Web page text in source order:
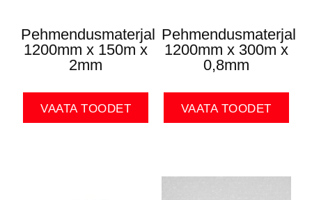
Pehmendusmaterjal
1200mm x 150m x
2mm
VAATA TOODET
Pehmendusmaterjal
1200mm x 300m x
0,8mm
VAATA TOODET